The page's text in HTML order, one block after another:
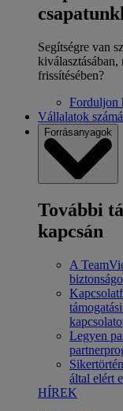
Segítségre van
kiválasztásában,
frissítésében?
Forduljon
Vállalatok
Forrásanyagok
További
kapcsán
A
Legyen
által elért
HÍREK